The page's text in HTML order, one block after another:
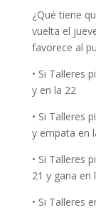
¿Qué tiene
vuelta el
favorece al
• Si Talleres
y en la 22
• Si Talleres
y empata en
• Si Talleres
21 y gana en
• Si Talleres